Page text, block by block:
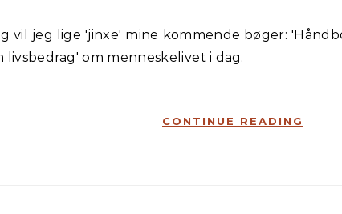
livsbedrag' om menneskelivet i dag.
CONTINUE READING